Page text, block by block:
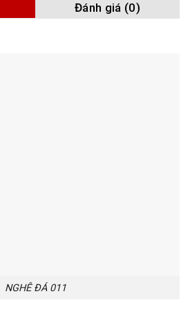
Đánh giá (0)
NGHÊ ĐÁ 011